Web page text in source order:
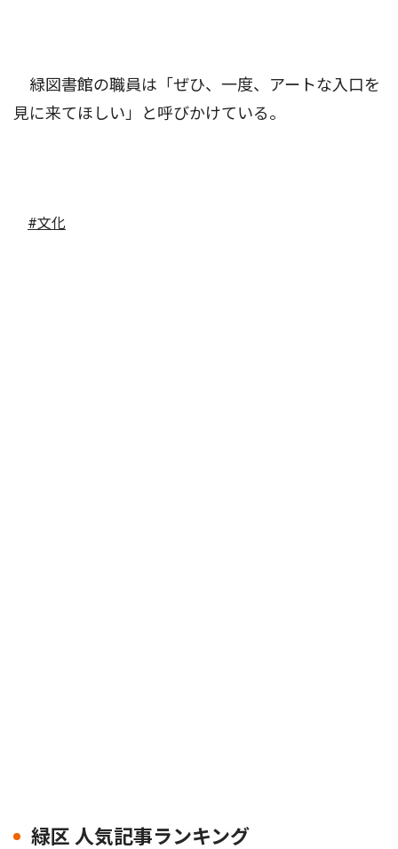
緑図書館の職員は「ぜひ、一度、アートな入口を
見に来てほしい」と呼びかけている。
#文化
緑区 人気記事ランキング